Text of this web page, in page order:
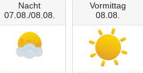
Nacht
07.08./08.08.
Vormittag
08.08.